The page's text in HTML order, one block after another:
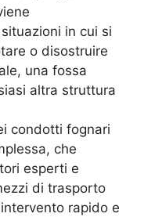
in cui si
o disostruire
una fossa
altra struttura
condotti fognari
che
esperti e
di trasporto
rapido e